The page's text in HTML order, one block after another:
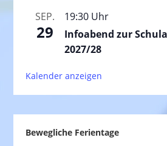
SEP.
29
19:30 Uhr
Infoabend zur
2027/28
Kalender anzeigen
Bewegliche Ferientage